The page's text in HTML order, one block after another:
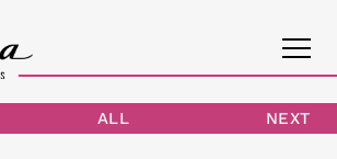
ALL NEXT